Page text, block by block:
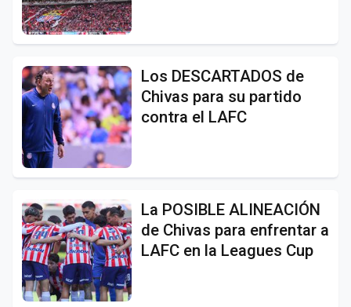
Los DESCARTADOS de
Chivas para su partido
contra el LAFC
La POSIBLE ALINEACIÓN
de Chivas para enfrentar a
LAFC en la Leagues Cup